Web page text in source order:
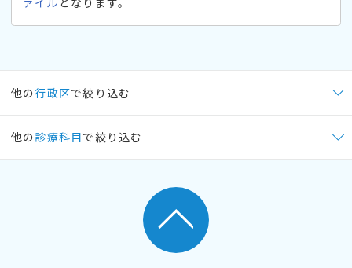
他の行政区で絞り込む
他の 診療科目で絞り込む